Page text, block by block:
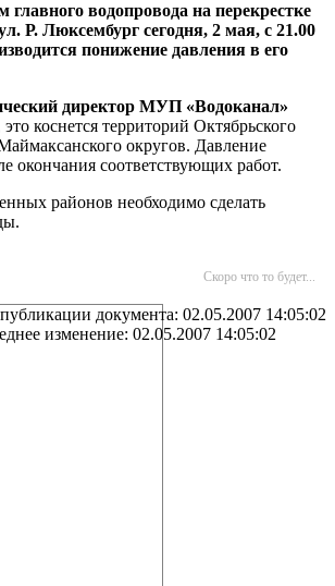
главного водопровода на перекрестке
Р. Люксембург сегодня, 2 мая, с 21.00
понижение давления в его
директор МУП «Водоканал»
это коснется территорий Октябрьского
округов. Давление
окончания соответствующих работ.
районов необходимо сделать
Скоро что то будет...
документа: 02.05.2007 14:05:02
изменение: 02.05.2007 14:05:02